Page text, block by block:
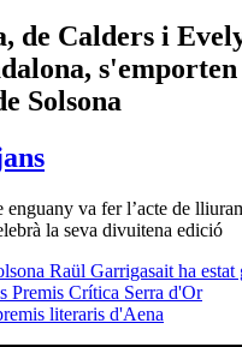
de Calders i
s'emporten
Solsona
va fer l’acte de
la seva divuitena edició
Raül Garrigasait ha estat
Premis Crítica Serra d'Or
literaris d'Aena